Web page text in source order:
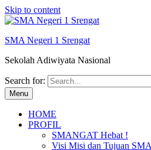
Skip to content
SMA Negeri 1 Srengat
Sekolah Adiwiyata Nasional
Search for:
Menu
HOME
PROFIL
SMANGAT Hebat !
Visi Misi dan Tujuan